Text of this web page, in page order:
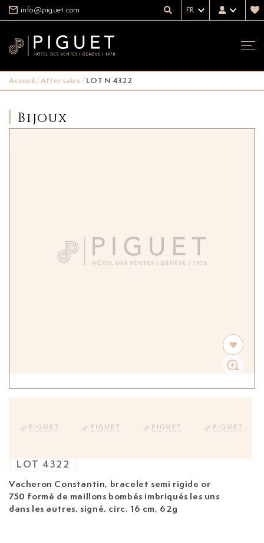
info@piguet.com FR
Accueil/After sales/LOT N 4322
Bijoux
Vacheron Constantin, bracelet semi rigide or
750 formé de maillons bombés imbriqués les uns
dans les autres, signé, circ. 16 cm, 62g
LOT 4322